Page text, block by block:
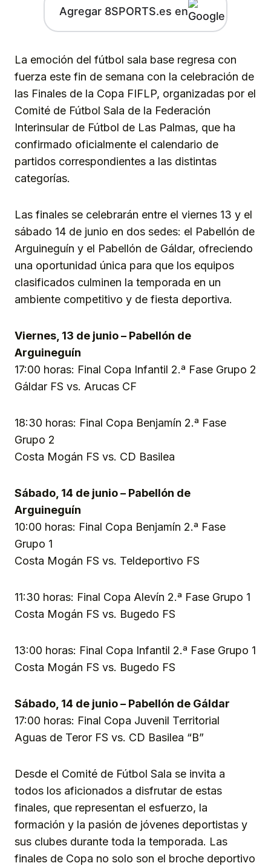
Agregar 8SPORTS.es en
La emoción del fútbol sala base regresa con
fuerza este fin de semana con la celebración de
las Finales de la Copa FIFLP, organizadas por el
Comité de Fútbol Sala de la Federación
Interinsular de Fútbol de Las Palmas, que ha
confirmado oficialmente el calendario de
partidos correspondientes a las distintas
categorías.
Las finales se celebrarán entre el viernes 13 y el
sábado 14 de junio en dos sedes: el Pabellón de
Arguineguín y el Pabellón de Gáldar, ofreciendo
una oportunidad única para que los equipos
clasificados culminen la temporada en un
ambiente competitivo y de fiesta deportiva.
Viernes, 13 de junio – Pabellón de
Arguineguín
17:00 horas: Final Copa Infantil 2.ª Fase Grupo 2
Gáldar FS vs. Arucas CF
18:30 horas: Final Copa Benjamín 2.ª Fase
Grupo 2
Costa Mogán FS vs. CD Basilea
Sábado, 14 de junio – Pabellón de
Arguineguín
10:00 horas: Final Copa Benjamín 2.ª Fase
Grupo 1
Costa Mogán FS vs. Teldeportivo FS
11:30 horas: Final Copa Alevín 2.ª Fase Grupo 1
Costa Mogán FS vs. Bugedo FS
13:00 horas: Final Copa Infantil 2.ª Fase Grupo 1
Costa Mogán FS vs. Bugedo FS
Sábado, 14 de junio – Pabellón de Gáldar
17:00 horas: Final Copa Juvenil Territorial
Aguas de Teror FS vs. CD Basilea “B”
Desde el Comité de Fútbol Sala se invita a
todos los aficionados a disfrutar de estas
finales, que representan el esfuerzo, la
formación y la pasión de jóvenes deportistas y
sus clubes durante toda la temporada. Las
finales de Copa no solo son el broche deportivo